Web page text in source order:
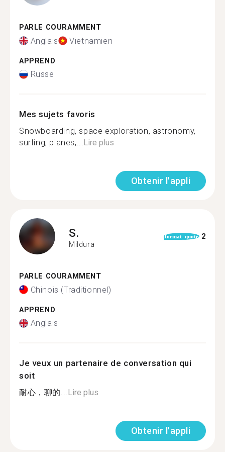
PARLE COURAMMENT
Anglais Vietnamien
APPREND
Russe
Mes sujets favoris
Snowboarding, space exploration, astronomy,
surfing, planes,...Lire plus
Obtenir l'appli
S.
Mildura
format_quote 2
PARLE COURAMMENT
Chinois (Traditionnel)
APPREND
Anglais
Je veux un partenaire de conversation qui
soit
耐心，聊的...Lire plus
Obtenir l'appli